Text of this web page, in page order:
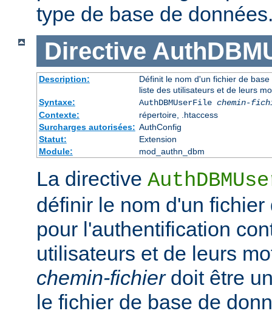
type de base de
Directive
Description:
Définit le nom d'un fichier de
liste des utilisateurs et de leurs
Syntaxe:
AuthDBMUserFile chemin-
Contexte:
répertoire, .htaccess
Surcharges autorisées: AuthConfig
Statut:
Extension
Module:
mod_authn_dbm
La directive
définir le nom d'un
pour l'authentification
utilisateurs et de leurs
chemin-fichierdoit être
le fichier de base de